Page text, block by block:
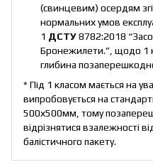
(свинцевим) осердям
нормальних умов
1 ДСТУ8782:2018
Бронежилети.”, щодо 1
глибина
* Під 1 класом мається на
випробовується на
500х500мм, тому
відрізнятися взалежності
балістичного пакету.